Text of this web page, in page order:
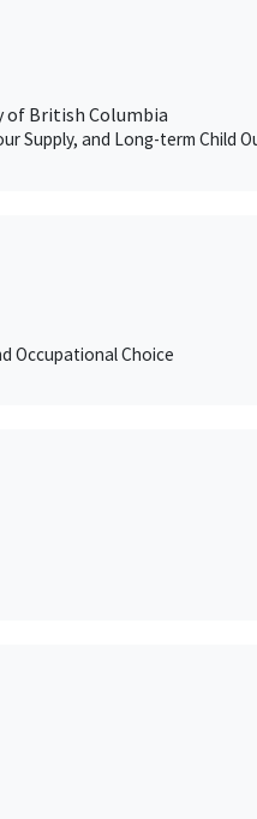
of British Columbia
Supply, and Long-term Child
Occupational Choice